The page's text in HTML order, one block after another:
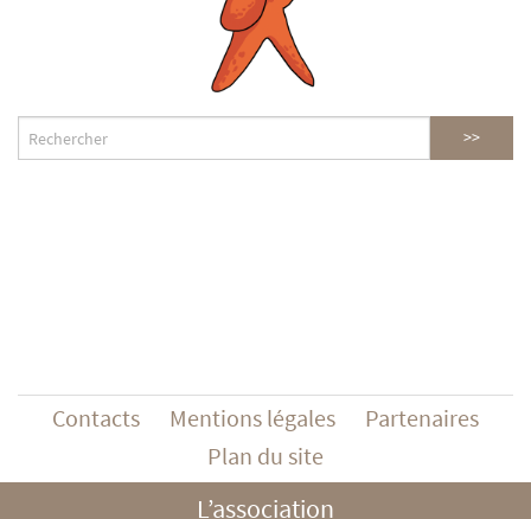
Contacts Mentions légales
Partenaires
Plan du site
L’association